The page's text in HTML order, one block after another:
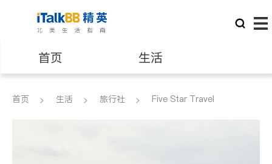
首页 生活
医生 律师
首页 生活 旅行社 Five Star Travel